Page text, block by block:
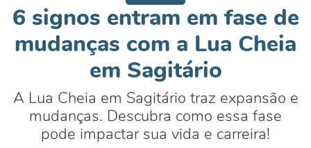
6 signos entram em fase de
mudanças com a Lua Cheia
em Sagitário
A Lua Cheia em Sagitário traz expansão e
mudanças. Descubra como essa fase
pode impactar sua vida e carreira!